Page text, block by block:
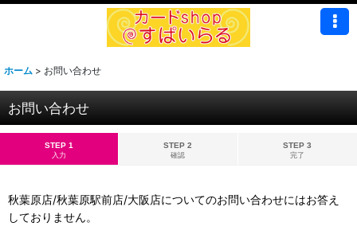
ホーム > お問い合わせ
お問い合わせ
STEP 1
入力
STEP 2
確認
STEP 3
完了
秋葉原店/秋葉原駅前店/大阪店についてのお問い合わせにはお答え
しておりません。